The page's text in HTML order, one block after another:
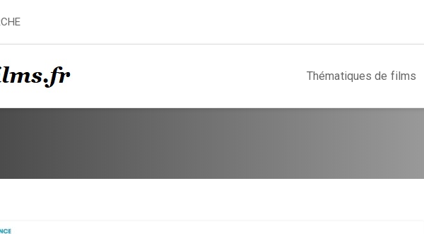
Thématiques de films